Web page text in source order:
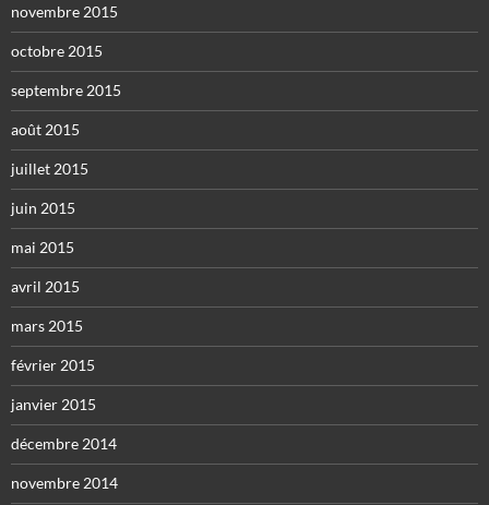
novembre 2015
octobre 2015
septembre 2015
août 2015
juillet 2015
juin 2015
mai 2015
avril 2015
mars 2015
février 2015
janvier 2015
décembre 2014
novembre 2014